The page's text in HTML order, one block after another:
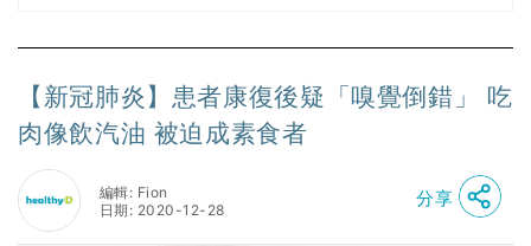
【新冠肺炎】患者康復後疑「嗅覺倒錯」 吃
肉像飲汽油 被迫成素食者
編輯: Fion
日期: 2020-12-28
分享